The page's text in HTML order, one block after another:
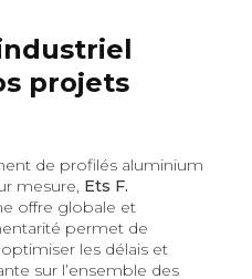
projets
de profilés aluminium
mesure, Ets F.
offre globale et
permet de
les délais et
sur l’ensemble des